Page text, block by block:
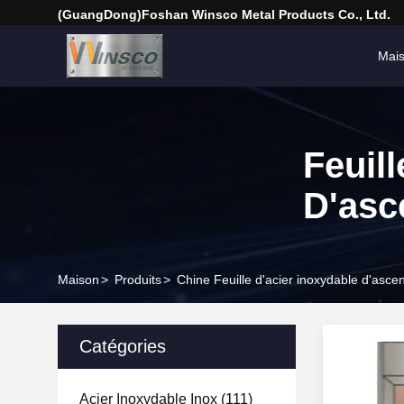
(GuangDong)Foshan Winsco Metal Products Co., Ltd.
Maison> Produits> Chine Feuille d'acier inoxydable
Catégories
Acier Inoxydable Inox (111)